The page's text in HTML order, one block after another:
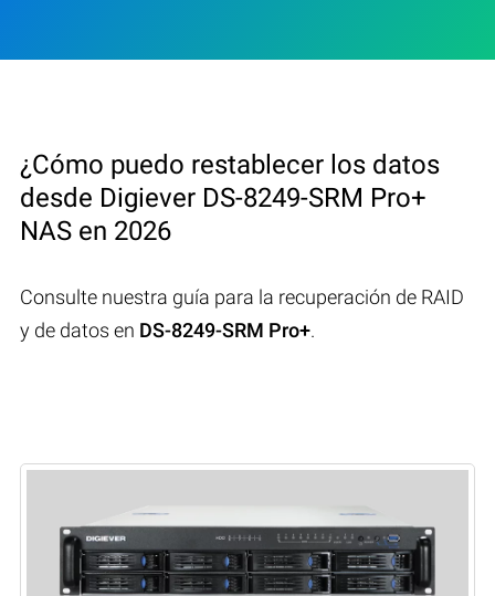
¿Cómo puedo restablecer los datos
desde Digiever DS-8249-SRM Pro+
NAS en 2026
Consulte nuestra guía para la recuperación de RAID
y de datos en DS-8249-SRM Pro+.